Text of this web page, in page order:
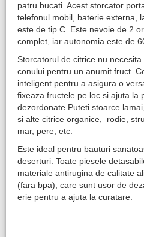
patru bucati. Acest storcator
telefonul mobil, baterie externa,
este de tip C. Este nevoie de 2
complet, iar autonomia este de
Storcatorul de citrice nu
conului pentru un anumit fruct.
inteligent pentru a asigura o
fixeaza fructele pe loc si ajuta la
dezordonate.Puteti stoarce
si alte citrice organice, rodie,
mar, pere, etc.
Este ideal pentru bauturi
deserturi. Toate piesele
materiale antirugina de calitate
(fara bpa), care sunt usor de
erie pentru a ajuta la curatare.